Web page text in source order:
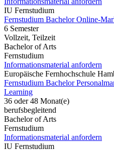
IU Fernstudium
Fernstudium Bachelor Online-
6 Semester
Vollzeit, Teilzeit
Bachelor of Arts
Fernstudium
Informationsmaterial anfordern
Europäische Fernhochschule
Fernstudium Bachelor
Learning
36 oder 48 Monat(e)
berufsbegleitend
Bachelor of Arts
Fernstudium
Informationsmaterial anfordern
IU Fernstudium